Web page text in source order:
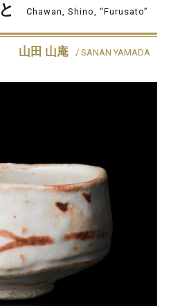
Chawan, Shino, “Furusato”
山田 山庵 / SANAN YAMADA